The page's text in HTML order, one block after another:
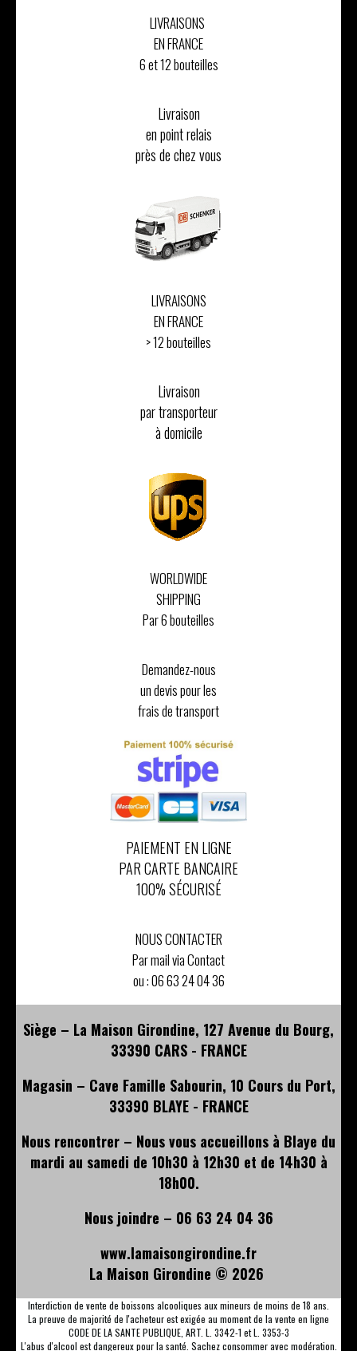
LIVRAISONS
EN FRANCE
6 et 12 bouteilles
Livraison
en point relais
près de chez vous
LIVRAISONS
EN FRANCE
> 12 bouteilles
Livraison
par transporteur
à domicile
WORLDWIDE
SHIPPING
Par 6 bouteilles
Demandez-nous
un devis pour les
frais de transport
PAIEMENT EN LIGNE
PAR CARTE BANCAIRE
100% SÉCURISÉ
NOUS CONTACTER
Par mail via Contact
ou :06 63 24 04 36
Siège – La Maison Girondine, 127 Avenue du Bourg,
33390 CARS - FRANCE
Magasin – Cave Famille Sabourin, 10 Cours du Port,
33390 BLAYE - FRANCE
Nous rencontrer – Nous vous accueillons à Blaye du
mardi au samedi de 10h30 à 12h30 et de 14h30 à
18h00.
Nous joindre – 06 63 24 04 36
www.lamaisongirondine.fr
La Maison Girondine © 2026
Interdiction de vente de boissons alcooliques aux mineurs de moins de 18 ans.
La preuve de majorité de l'acheteur est exigée au moment de la vente en ligne
CODE DE LA SANTE PUBLIQUE, ART. L. 3342-1 et L. 3353-3
L'abus d'alcool est dangereux pour la santé. Sachez consommer avec modération.